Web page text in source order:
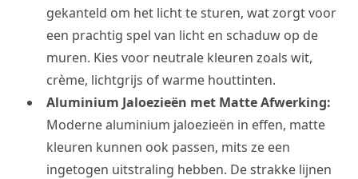
gekanteld om het licht te sturen, wat zorgt voor
een prachtig spel van licht en schaduw op de
muren. Kies voor neutrale kleuren zoals wit,
crème, lichtgrijs of warme houttinten.
Aluminium Jaloezieën met Matte Afwerking:
Moderne aluminium jaloezieën in effen, matte
kleuren kunnen ook passen, mits ze een
ingetogen uitstraling hebben. De strakke lijnen